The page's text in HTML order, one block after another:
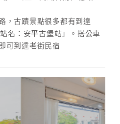
，古蹟景點很多都有到達
名：安平古堡站」。搭公車
可到達老街民宿